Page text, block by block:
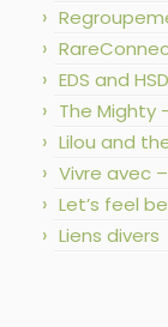
EDS and
The Mighty
Lilou and
Vivre avec
Let’s feel
Liens divers